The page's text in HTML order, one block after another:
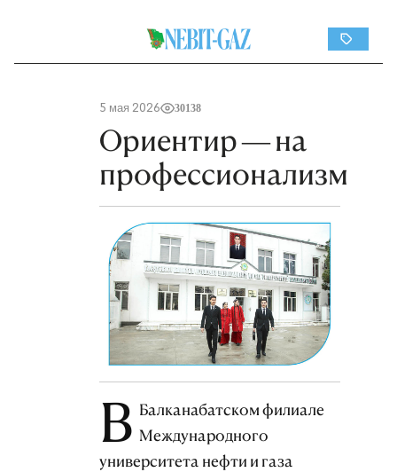
5 мая 2026 30138
Ориентир — на
профессионализм
В Балканабатском филиале
Международного
университета нефти и газа